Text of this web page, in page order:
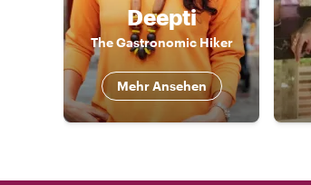
Deepti
The Gastronomic Hiker
Mehr Ansehen